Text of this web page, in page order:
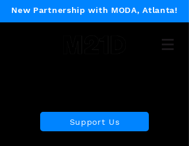
New Partnership with MODA, Atlanta!
Support Us